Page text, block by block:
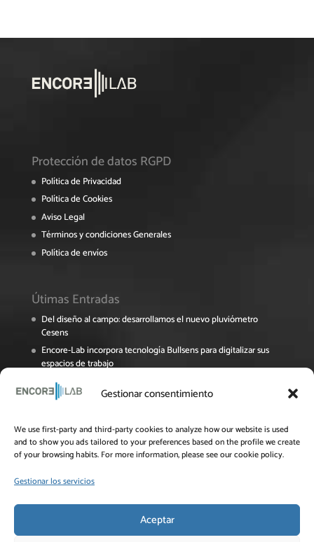
Gestionar consentimiento
We use first-party and third-party cookies to analyze how our website is used
and to show you ads tailored to your preferences based on the profile we create
of your browsing habits. For more information, please see our cookie policy.
Gestionar los servicios
Aceptar
Protección de datos RGPD
Política de Privacidad
Política de Cookies
Aviso Legal
Términos y condiciones Generales
Política de envíos
Útimas Entradas
Del diseño al campo: desarrollamos el nuevo pluviómetro
Cesens
Encore-Lab incorpora tecnología Bullsens para digitalizar sus
espacios de trabajo
Encore Lab participa en el Foro Pymes de La Rioja sobre
digitalización y sostenibilidad
Jornada Online del Grupo Operativo OPTIAL: Innovación y
eficiencia en el uso del agua para el cultivo del almendro